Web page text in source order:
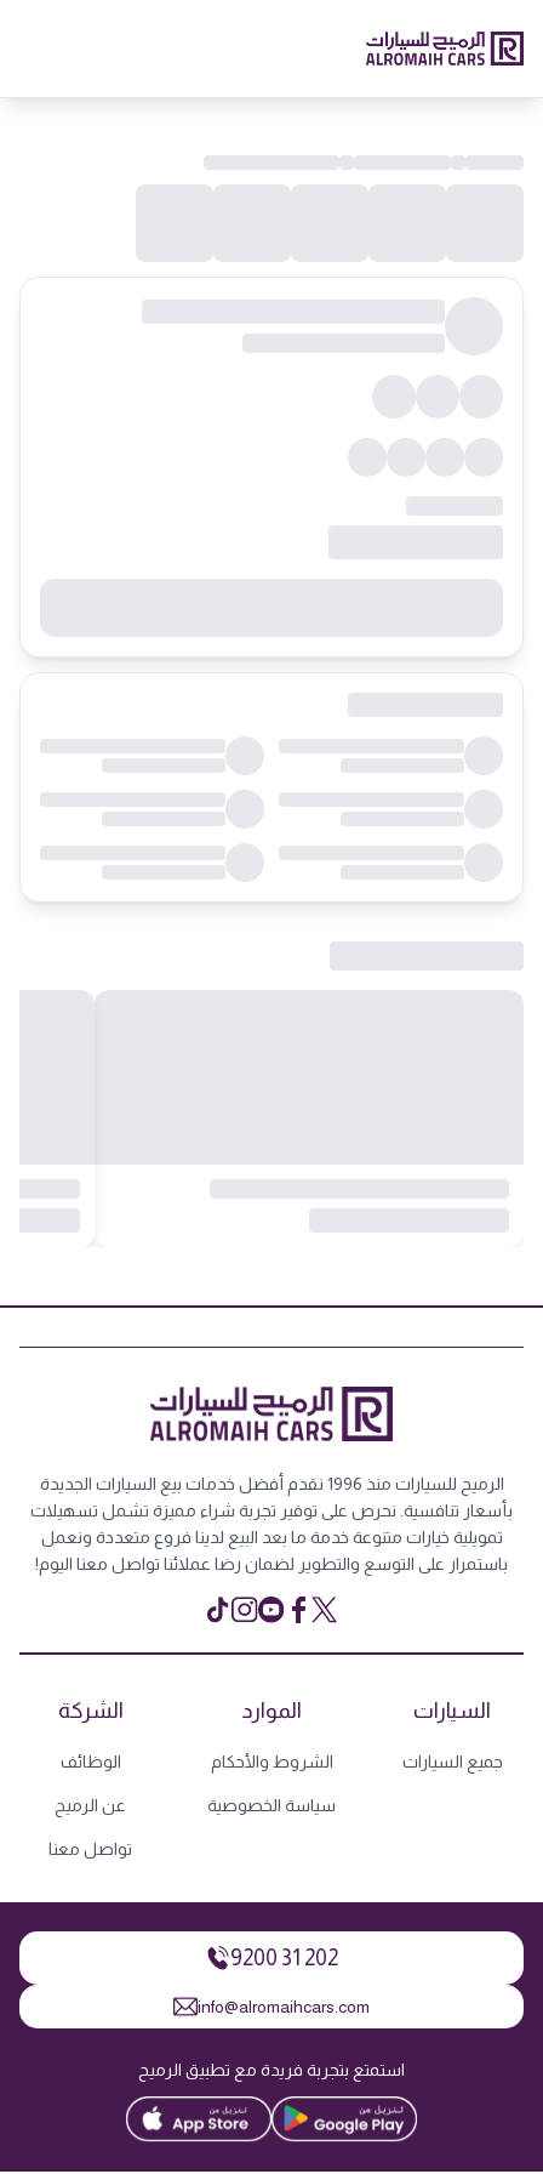
الرميح للسيارات منذ 1996 نقدم أفضل خدمات بيع السيارات الجديدة
بأسعار تنافسية. نحرص على توفير تجربة شراء مميزة تشمل تسهيلات
تمويلية خيارات متنوعة خدمة ما بعد البيع لدينا فروع متعددة ونعمل
باستمرار على التوسع والتطوير لضمان رضا عملائنا تواصل معنا اليوم!
السيارات
جميع السيارات
الموارد
الشروط والأحكام
سياسة الخصوصية
الشركة
الوظائف
عن الرميح
تواصل معنا
9200 31 202
info@alromaihcars.com
استمتع بتجربة فريدة مع تطبيق الرميح